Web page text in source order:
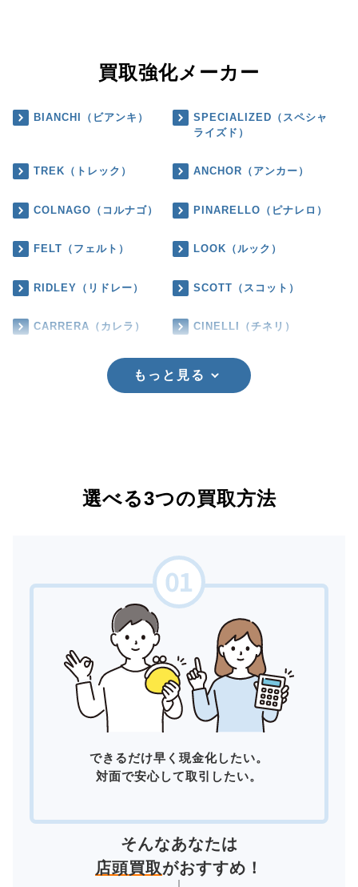
買取強化メーカー
BIANCHI（ビアンキ）
SPECIALIZED（スペシャ
ライズド）
TREK（トレック） ANCHOR（アンカー）
COLNAGO（コルナゴ） PINARELLO（ピナレロ）
FELT（フェルト） LOOK（ルック）
RIDLEY（リドレー） SCOTT（スコット）
CARRERA（カレラ） CINELLI（チネリ）
もっと見る
選べる3つの買取方法
できるだけ早く現金化したい。
対面で安心して取引したい。
そんなあなたは
店頭買取がおすすめ！